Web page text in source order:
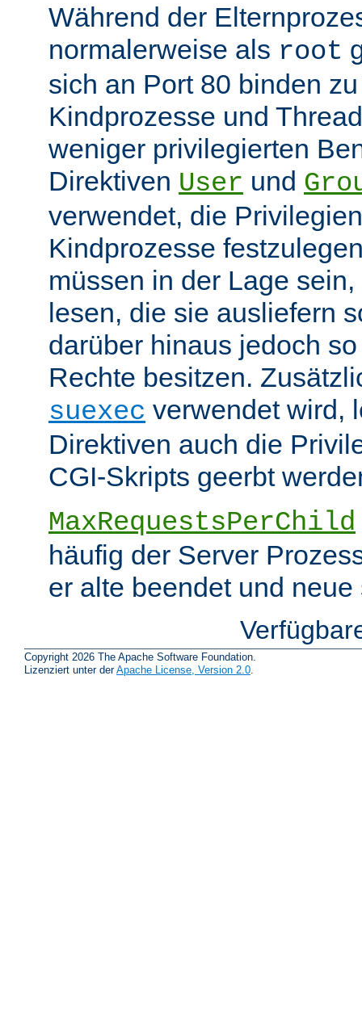
Während der
normalerweise als root
sich an Port 80 binden
Kindprozesse und
weniger privilegierten
Direktiven User und
verwendet, die
Kindprozesse
müssen in der Lage
lesen, die sie ausliefern
darüber hinaus jedoch
Rechte besitzen.
suexec verwendet wird,
Direktiven auch die
CGI-Skripts geerbt
MaxRequestsPerChild
häufig der Server
er alte beendet und neue
Copyright 2026 The Apache Software Foundation.
Lizenziert unter derApache License, Version 2.0.